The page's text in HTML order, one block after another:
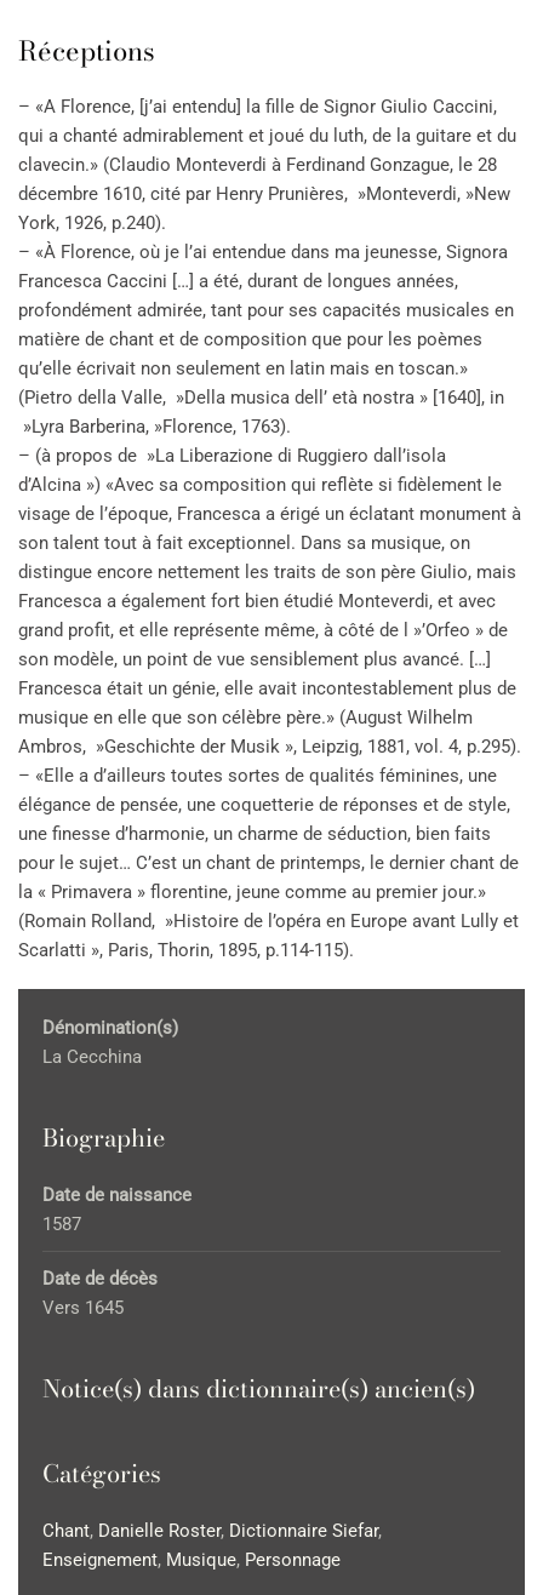
Réceptions
– «A Florence, [j’ai entendu] la fille de Signor Giulio Caccini,
qui a chanté admirablement et joué du luth, de la guitare et du
clavecin.» (Claudio Monteverdi à Ferdinand Gonzague, le 28
décembre 1610, cité par Henry Prunières, »Monteverdi, »New
York, 1926, p.240).
– «À Florence, où je l’ai entendue dans ma jeunesse, Signora
Francesca Caccini […] a été, durant de longues années,
profondément admirée, tant pour ses capacités musicales en
matière de chant et de composition que pour les poèmes
qu’elle écrivait non seulement en latin mais en toscan.»
(Pietro della Valle, »Della musica dell’ età nostra » [1640], in
»Lyra Barberina, »Florence, 1763).
– (à propos de »La Liberazione di Ruggiero dall’isola
d’Alcina ») «Avec sa composition qui reflète si fidèlement le
visage de l’époque, Francesca a érigé un éclatant monument à
son talent tout à fait exceptionnel. Dans sa musique, on
distingue encore nettement les traits de son père Giulio, mais
Francesca a également fort bien étudié Monteverdi, et avec
grand profit, et elle représente même, à côté de l »’Orfeo » de
son modèle, un point de vue sensiblement plus avancé. […]
Francesca était un génie, elle avait incontestablement plus de
musique en elle que son célèbre père.» (August Wilhelm
Ambros, »Geschichte der Musik », Leipzig, 1881, vol. 4, p.295).
– «Elle a d’ailleurs toutes sortes de qualités féminines, une
élégance de pensée, une coquetterie de réponses et de style,
une finesse d’harmonie, un charme de séduction, bien faits
pour le sujet… C’est un chant de printemps, le dernier chant de
la « Primavera » florentine, jeune comme au premier jour.»
(Romain Rolland, »Histoire de l’opéra en Europe avant Lully et
Scarlatti », Paris, Thorin, 1895, p.114-115).
Dénomination(s)
La Cecchina
Biographie
Date de naissance
1587
Date de décès
Vers 1645
Notice(s) dans dictionnaire(s) ancien(s)
Catégories
Chant, Danielle Roster, Dictionnaire Siefar,
Enseignement, Musique, Personnage